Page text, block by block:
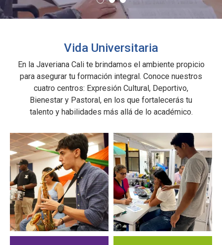
Vida Universitaria
En la Javeriana Cali te brindamos el ambiente propicio
para asegurar tu formación integral. Conoce nuestros
cuatro centros: Expresión Cultural, Deportivo,
Bienestar y Pastoral, en los que fortalecerás tu
talento y habilidades más allá de lo académico.